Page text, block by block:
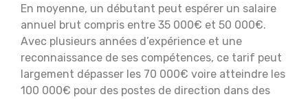
En moyenne, un débutant peut espérer un salaire
annuel brut compris entre 35 000€ et 50 000€.
Avec plusieurs années d’expérience et une
reconnaissance de ses compétences, ce tarif peut
largement dépasser les 70 000€ voire atteindre les
100 000€ pour des postes de direction dans des